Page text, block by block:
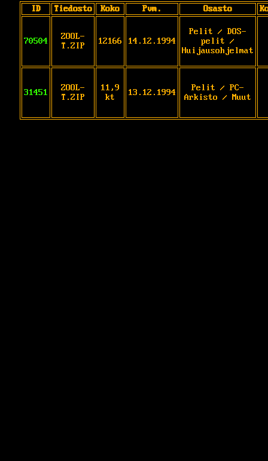
ID Tiedosto Koko Pvm. Osasto
70504
ZOOL-
T.ZIP
12166 14.12.1994
Pelit / DOS-
pelit /
Huijausohjelmat
31451
ZOOL-
T.ZIP
11,9
kt
13.12.1994
Pelit / PC-
Arkisto / Muut